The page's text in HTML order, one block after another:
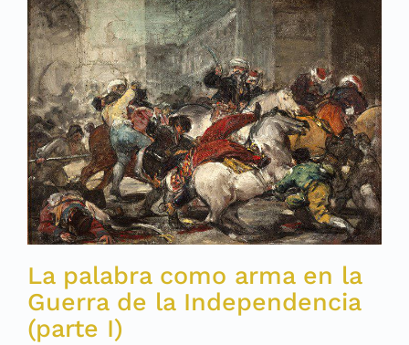
La palabra como arma en la
Guerra de la Independencia
(parte I)